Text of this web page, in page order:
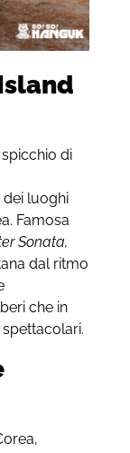
di
luoghi
Famosa
Sonata,
dal ritmo
che in